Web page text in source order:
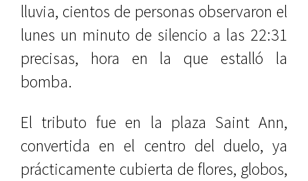
lluvia, cientos de personas observaron el
lunes un minuto de silencio a las 22:31
precisas, hora en la que estalló la
bomba.
El tributo fue en la plaza Saint Ann,
convertida en el centro del duelo, ya
prácticamente cubierta de flores, globos,